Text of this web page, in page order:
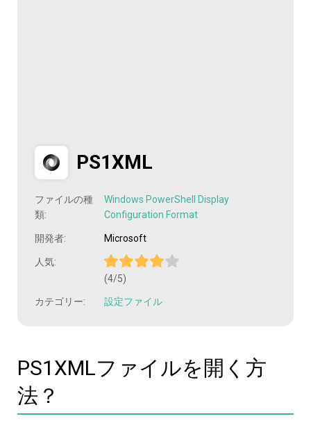
PS1XML
ファイルの種
類:
Windows PowerShell Display
Configuration Format
開発者: Microsoft
人気:
(4/5)
カテゴリー: 設定ファイル
PS1XMLファイルを開く方
法？